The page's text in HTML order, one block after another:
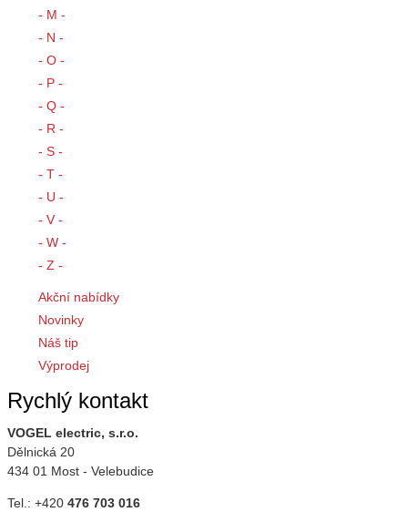
- M -
- N -
- O -
- P -
- Q -
- R -
- S -
- T -
- U -
- V -
- W -
- Z -
Akční nabídky
Novinky
Náš tip
Výprodej
Rychlý kontakt
VOGEL electric, s.r.o.
Dělnická 20
434 01 Most - Velebudice
Tel.: +420 476 703 016